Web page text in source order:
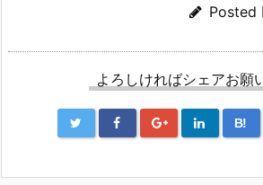
Posted
よろしければシェアお願
B!